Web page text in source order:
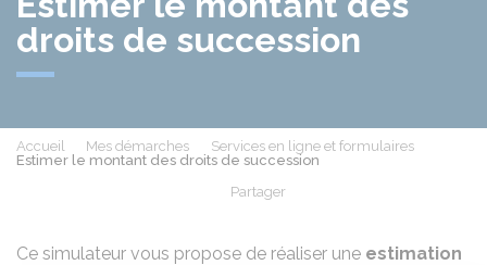
droits de succession
Accueil Mes démarches
Services en ligne et formulaires
Estimer le montant des droits de succession
Partager
Ce simulateur vous propose de réaliser une estimation